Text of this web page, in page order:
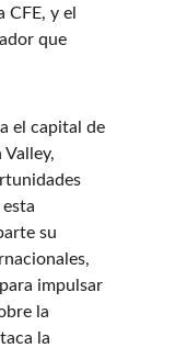
y el
que
el capital de
su
impulsar
la
la